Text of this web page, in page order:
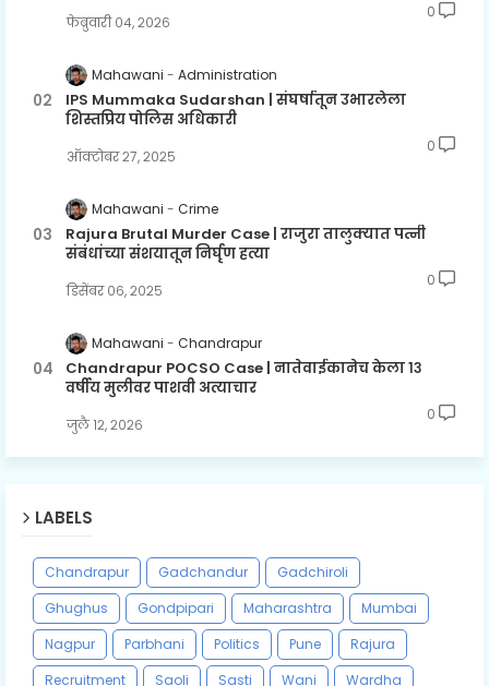
फेब्रुवारी ०४, २०२६
0
Mahawani Administration
IPS Mummaka Sudarshan | संघर्षातून उभारलेला
शिस्तप्रिय पोलिस अधिकारी
ऑक्टोबर २७, २०२५
0
Mahawani Crime
Rajura Brutal Murder Case | राजुरा तालुक्यात पत्नी
संबंधांच्या संशयातून निर्घृण हत्या
डिसेंबर ०६, २०२५
0
Mahawani Chandrapur
Chandrapur POCSO Case | नातेवाईकानेच केला १३
वर्षीय मुलीवर पाशवी अत्याचार
जुलै १२, २०२६
0
LABELS
Chandrapur Gadchandur
Gadchiroli
Ghughus
Gondpipari Maharashtra
Mumbai
Nagpur
Parbhani Politics Pune
Rajura
Recruitment
Saoli Sasti Wani
Wardha